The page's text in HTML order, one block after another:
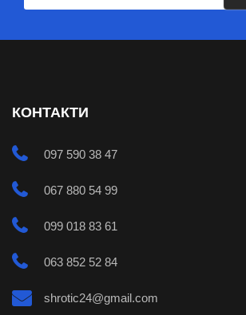
КОНТАКТИ
097 590 38 47
067 880 54 99
099 018 83 61
063 852 52 84
shrotic24@gmail.com